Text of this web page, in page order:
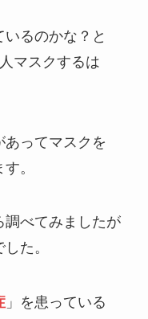
るのかな？と
マスクするは
あってマスクを
。
調べてみましたが
た。
」を患っている